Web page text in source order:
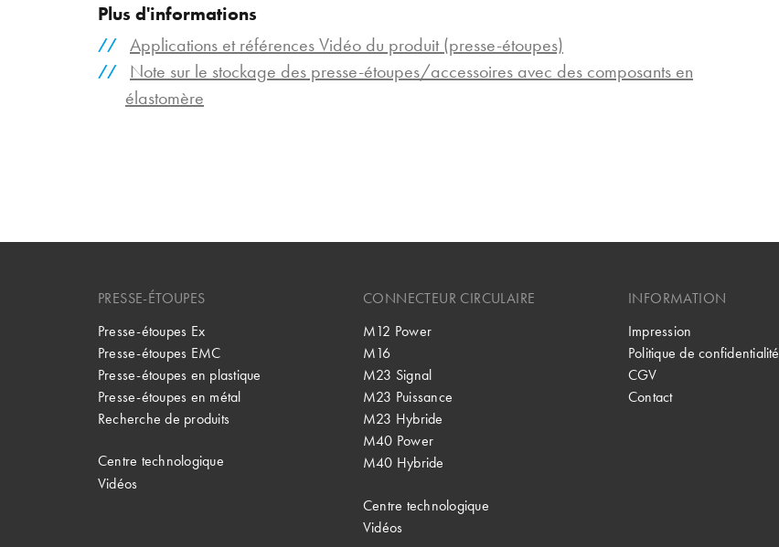
Plus d'informations
Applications et références Vidéo du produit (presse-étoupes)
Note sur le stockage des presse-étoupes/accessoires avec des composants en
élastomère
PRESSE-ÉTOUPES
Presse-étoupes Ex
Presse-étoupes EMC
Presse-étoupes en plastique
Presse-étoupes en métal
Recherche de produits
Centre technologique
Vidéos
CONNECTEUR CIRCULAIRE
M12 Power
M16
M23 Signal
M23 Puissance
M23 Hybride
M40 Power
M40 Hybride
Centre technologique
Vidéos
INFORMATION
Impression
Politique de confidentialité
CGV
Contact